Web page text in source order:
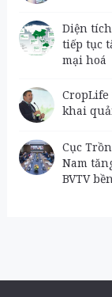
Diện
tiếp tục
mại hoá
khai
Cục
Nam
BVTV